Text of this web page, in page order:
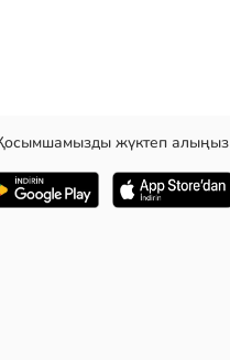
жүктеп алыңыз